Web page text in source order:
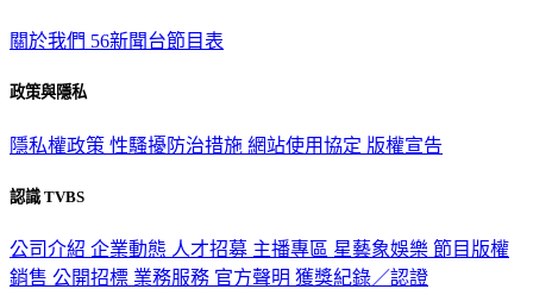
關於我們 56新聞台節目表
政策與隱私
隱私權政策 性騷擾防治措施 網站使用協定 版權宣告
認識 TVBS
公司介紹 企業動態 人才招募 主播專區 星藝象娛樂 節目版權
銷售 公開招標 業務服務 官方聲明 獲獎紀錄／認證